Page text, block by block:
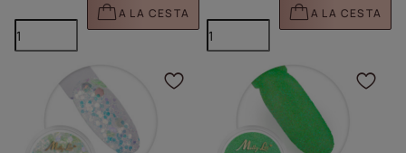
A LA CESTA A LA CESTA
Haga clic para añadir